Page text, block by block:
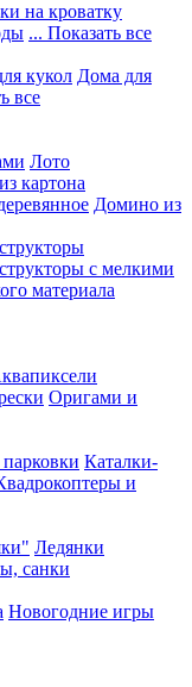
на кроватку
... Показать все
кукол Дома для
все
Лото
картона
Домино из
с мелкими
материала
Оригами и
Каталки-
и
Ледянки
санки
Новогодние игры